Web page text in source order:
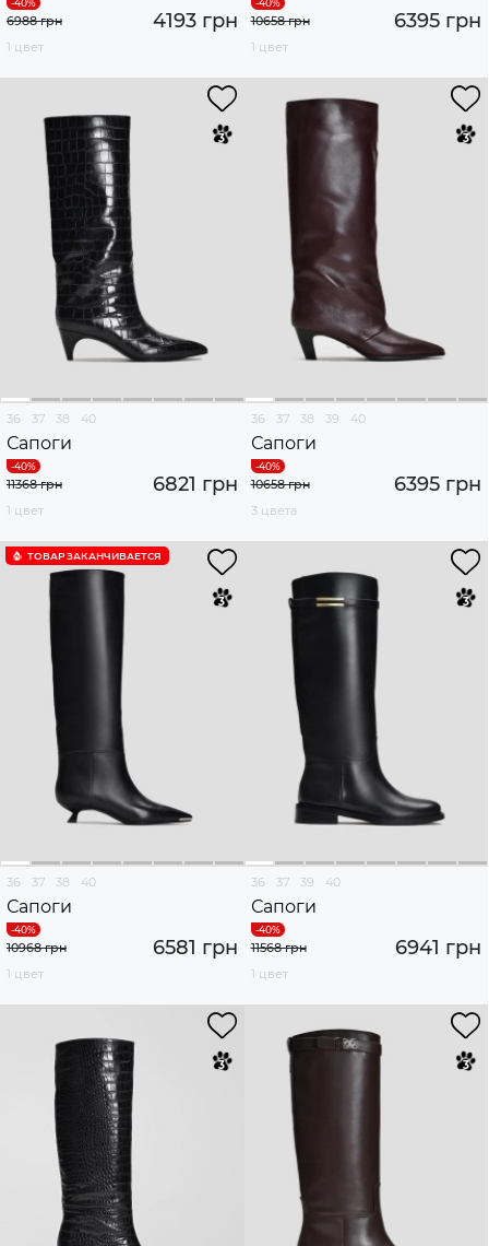
4193 грн
6988 грн
1 цвет
6395 грн
10658 грн
1 цвет
36 37 38 40
Сапоги
6821 грн
11368 грн
1 цвет
36 37 38 39 40
Сапоги
6395 грн
10658 грн
3 цвета
ТОВАР ЗАКАНЧИВАЕТСЯ
36 37 38 40
Сапоги
6581 грн
10968 грн
1 цвет
36 37 39 40
Сапоги
6941 грн
11568 грн
1 цвет